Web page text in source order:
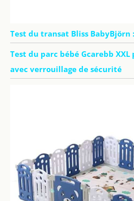
Test du transat Bliss
Test du parc bébé Gcarebb
avec verrouillage de sécurité